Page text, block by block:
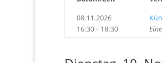
08.11.2026
16:30 - 18:30